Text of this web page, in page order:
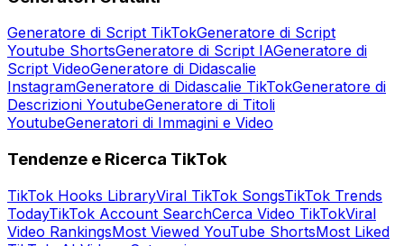
Generatore di Script TikTokGeneratore di Script
Youtube ShortsGeneratore di Script IAGeneratore di
Script VideoGeneratore di Didascalie
InstagramGeneratore di Didascalie TikTokGeneratore di
Descrizioni YoutubeGeneratore di Titoli
YoutubeGeneratori di Immagini e Video
Tendenze e Ricerca TikTok
TikTok Hooks LibraryViral TikTok SongsTikTok Trends
TodayTikTok Account SearchCerca Video TikTokViral
Video RankingsMost Viewed YouTube ShortsMost Liked